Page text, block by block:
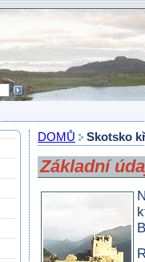
DOMŮ Skotsko
Základní